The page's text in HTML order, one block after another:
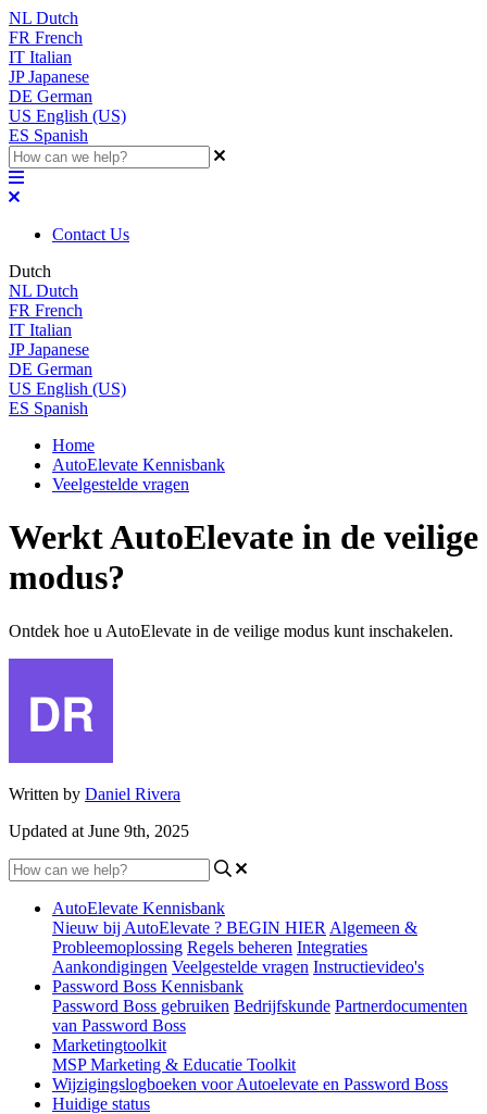
NL Dutch
FR French
IT Italian
JP Japanese
DE German
US English (US)
ES Spanish
Contact Us
Dutch
NL Dutch
FR French
IT Italian
JP Japanese
DE German
US English (US)
ES Spanish
Home
AutoElevate Kennisbank
Veelgestelde vragen
Werkt AutoElevate in de veilige
modus?
Ontdek hoe u AutoElevate in de veilige modus kunt inschakelen.
Written by Daniel Rivera
Updated at June 9th, 2025
AutoElevate Kennisbank
Nieuw bij AutoElevate ? BEGIN HIER Algemeen &
Probleemoplossing Regels beheren Integraties
Aankondigingen Veelgestelde vragen Instructievideo's
Password Boss Kennisbank
Password Boss gebruiken Bedrijfskunde Partnerdocumenten
van Password Boss
Marketingtoolkit
MSP Marketing & Educatie Toolkit
Wijzigingslogboeken voor Autoelevate en Password Boss
Huidige status